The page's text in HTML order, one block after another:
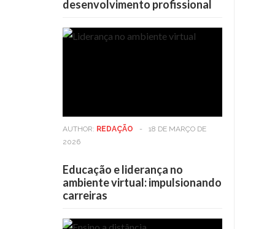
desenvolvimento profissional
AUTHOR: REDAÇÃO -
18 DE MARÇO DE
2026
Educação e liderança no
ambiente virtual: impulsionando
carreiras